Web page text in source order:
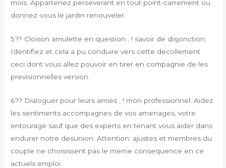
mois. Appartenez perseverant en tout point-carrement ou
donnez-vous le jardin renouveler.
5?? Cloison amulette en question , ! savoir de disjonction:
Identifiez et cela a pu conduire vers cette decollement
ceci dont vous allez pouvoir en tirer en compagnie de les
previsionnelles version.
6?? Dialoguer pour leurs amies , ! mon professionnel: Aidez
les sentiments accompagnes de vos amenages, votre
entourage sauf que des experts en tenant vous aider dans
endurer notre desunion. Attention: ajustes et membres du
couple ne choisissent pas le meme consequence en ce
actuels emploi.